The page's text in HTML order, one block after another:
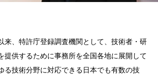
来、特許庁登録調査機関として、技術者・研
提供するために事務所を全国各地に展開して
る技術分野に対応できる日本でも有数の技